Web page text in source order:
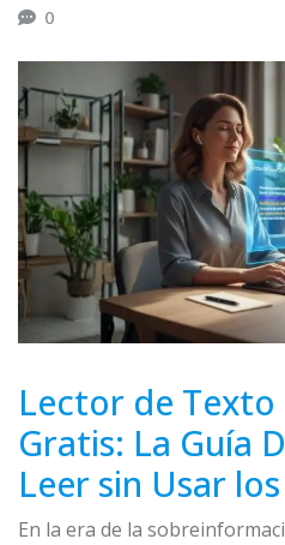
0
Lector de Texto
Gratis: La Guía
Leer sin Usar
En la era de la